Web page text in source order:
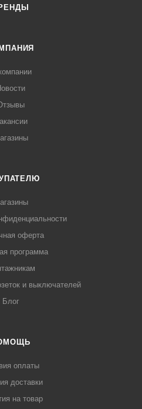
оферта
программа
и выключателей
Блог
оплаты
доставки
на товар